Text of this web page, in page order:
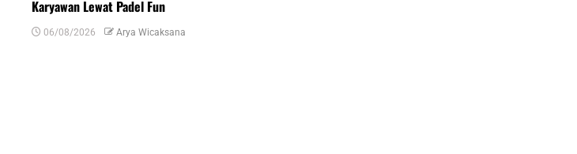
Karyawan Lewat Padel Fun
06/08/2026 Arya Wicaksana